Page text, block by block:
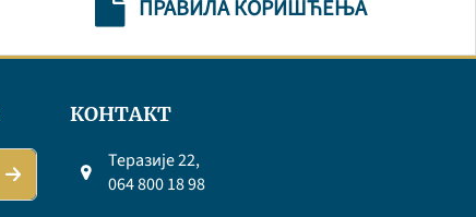
ПРАВИЛА КОРИШЋЕЊА
КОНТАКТ
Теразије 22,
064 800 18 98